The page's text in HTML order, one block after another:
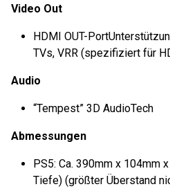
Video Out
HDMI OUT-
TVs, VRR (spezifiziert für
Audio
“Tempest” 3D AudioTech
Abmessungen
PS5: Ca. 390mm x 104mm
Tiefe) (größter Überstand